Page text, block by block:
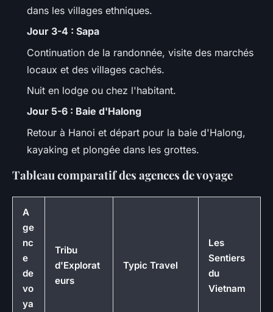
dans les villages ethniques.
Jour 3-4 : Sapa
Continuation de la randonnée, visite des marchés
locaux et des villages cachés.
Nuit en lodge ou chez l'habitant.
Jour 5-6 : Baie d'Halong
Retour à Hanoi et départ pour la baie d'Halong,
kayaking et plongée dans les grottes.
Tableau comparatif des agences de voyage
A
ge
nc
e
de
vo
ya
Tribu
d'Explorat
eurs
Typic Travel
Les
Sentiers
du
Vietnam